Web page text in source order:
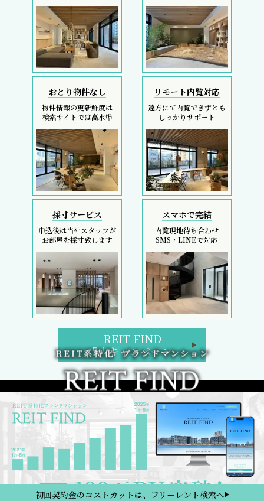
おとり物件なし
物件情報の更新鮮度は
検索サイトでは高水準
リモート内覧対応
遠方にて内覧できずとも
しっかりサポート
採寸サービス
申込後は当社スタッフが
お部屋を採寸致します
スマホで完結
内覧現地待ち合わせ
SMS・LINEで対応
REIT FIND
5大キャンペーン
初回契約金のコストカットは、フリーレント検索へ